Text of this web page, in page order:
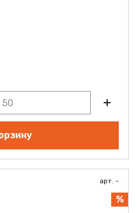
арт. -
%